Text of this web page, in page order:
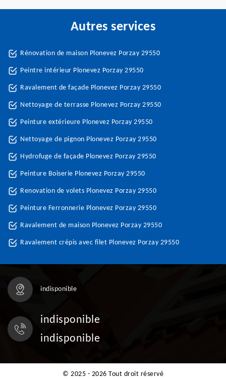
Autres services
Rénovation de maison Plonevez Porzay 29550
Peintre intérieur Plonevez Porzay 29550
Ravalement de façade Plonevez Porzay 29550
Nettoyage de terrasse Plonevez Porzay 29550
Peinture extérieure Plonevez Porzay 29550
Nettoyage de pignon Plonevez Porzay 29550
Hydrofuge de façade Plonevez Porzay 29550
Peinture Boiserie Plonevez Porzay 29550
Renovation de volets Plonevez Porzay 29550
Peinture Ferronnerie Plonevez Porzay 29550
Ravalement de maison Plonevez Porzay 29550
Ravalement crépis avec filet Plonevez Porzay 29550
indisponible
indisponible
indisponible
© 2025 - 2026 Tout droit réservé